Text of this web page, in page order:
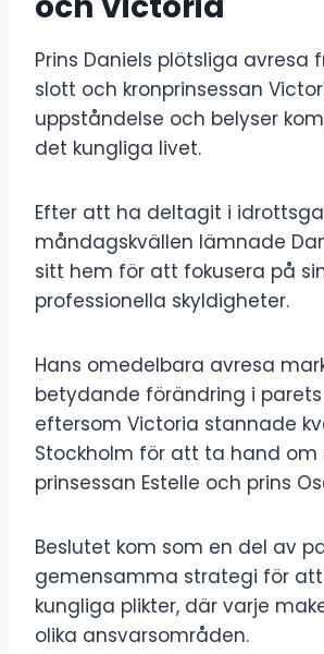
Prins Daniels plötsliga avresa
slott och kronprinsessan
uppståndelse och belyser
det kungliga livet.
Efter att ha deltagit i
måndagskvällen lämnade
sitt hem för att fokusera på
professionella skyldigheter.
Hans omedelbara avresa
betydande förändring i
eftersom Victoria stannade
Stockholm för att ta hand om
prinsessan Estelle och prins
Beslutet kom som en del av
gemensamma strategi för
kungliga plikter, där varje
olika ansvarsområden.